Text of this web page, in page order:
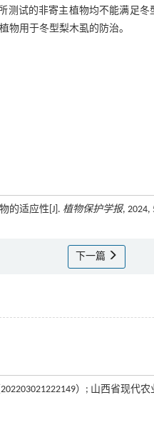
试的非寄主植物均不能满足冬
物用于冬型梨木虱的防治。
的适应性[J]. 植物保护学报, 2024,
下一篇
）; 山西省现代